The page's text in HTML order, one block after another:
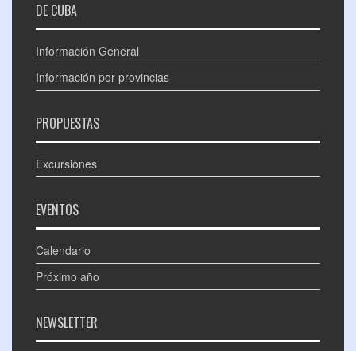
DE CUBA
Información General
Información por provincias
PROPUESTAS
Excursiones
EVENTOS
Calendario
Próximo año
NEWSLETTER